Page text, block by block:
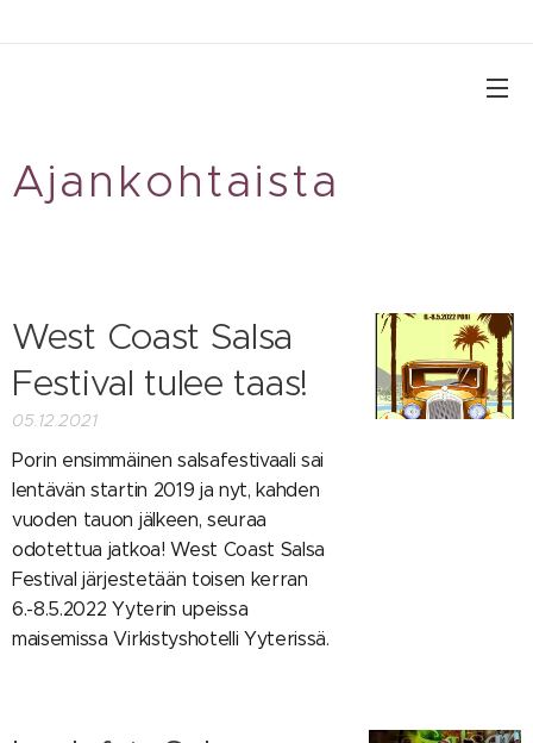
Ajankohtaista
West Coast Salsa
Festival tulee taas!
05.12.2021
Porin ensimmäinen salsafestivaali sai
lentävän startin 2019 ja nyt, kahden
vuoden tauon jälkeen, seuraa
odotettua jatkoa! West Coast Salsa
Festival järjestetään toisen kerran
6.-8.5.2022 Yyterin upeissa
maisemissa Virkistyshotelli Yyterissä.